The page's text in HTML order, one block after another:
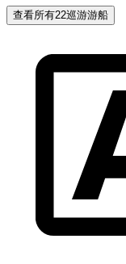
查看所有22巡游游船